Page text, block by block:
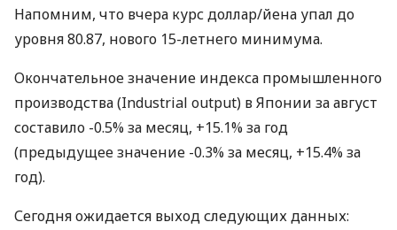
Напомним, что вчера курс доллар/йена упал до
уровня 80.87, нового 15-летнего минимума.
Окончательное значение индекса промышленного
производства (Industrial output) в Японии за август
составило -0.5% за месяц, +15.1% за год
(предыдущее значение -0.3% за месяц, +15.4% за
год).
Сегодня ожидается выход следующих данных: